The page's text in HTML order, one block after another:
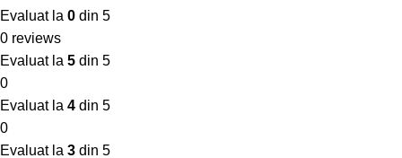
Evaluat la 0 din 5
0 reviews
Evaluat la 5 din 5
0
Evaluat la 4 din 5
0
Evaluat la 3 din 5